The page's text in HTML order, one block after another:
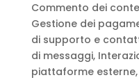
Commento dei
Gestione dei
di supporto e
di messaggi,
piattaforme esterne,